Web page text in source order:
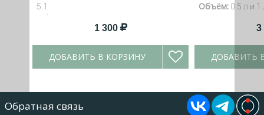
5.1
Объём
1 300
ДОБАВИТЬ В КОРЗИНУ
Объём: 0.5 л и 1
3
ДОБАВИТЬ
Обратная связь